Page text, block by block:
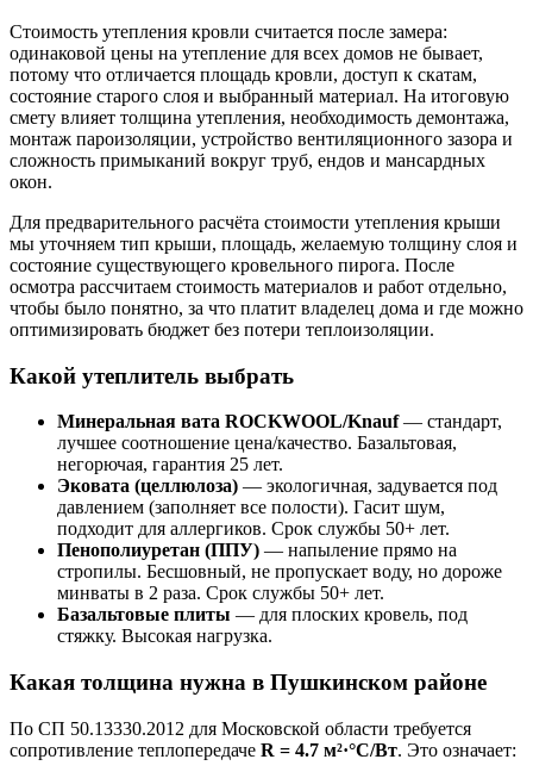
Стоимость утепления кровли считается после замера:
одинаковой цены на утепление для всех домов не бывает,
потому что отличается площадь кровли, доступ к скатам,
состояние старого слоя и выбранный материал. На итоговую
смету влияет толщина утепления, необходимость демонтажа,
монтаж пароизоляции, устройство вентиляционного зазора и
сложность примыканий вокруг труб, ендов и мансардных
окон.
Для предварительного расчёта стоимости утепления крыши
мы уточняем тип крыши, площадь, желаемую толщину слоя и
состояние существующего кровельного пирога. После
осмотра рассчитаем стоимость материалов и работ отдельно,
чтобы было понятно, за что платит владелец дома и где можно
оптимизировать бюджет без потери теплоизоляции.
Какой утеплитель выбрать
Минеральная вата ROCKWOOL/Knauf— стандарт,
лучшее соотношение цена/качество. Базальтовая,
негорючая, гарантия 25 лет.
Эковата (целлюлоза) — экологичная, задувается под
давлением (заполняет все полости). Гасит шум,
подходит для аллергиков. Срок службы 50+ лет.
Пенополиуретан (ППУ) — напыление прямо на
стропилы. Бесшовный, не пропускает воду, но дороже
минваты в 2 раза. Срок службы 50+ лет.
Базальтовые плиты — для плоских кровель, под
стяжку. Высокая нагрузка.
Какая толщина нужна в Пушкинском районе
По СП 50.13330.2012 для Московской области требуется
сопротивление теплопередаче R = 4.7 м²·°C/Вт. Это означает: